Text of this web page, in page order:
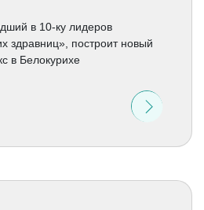
в 10-ку лидеров
здравниц», построит новый
в Белокурихе